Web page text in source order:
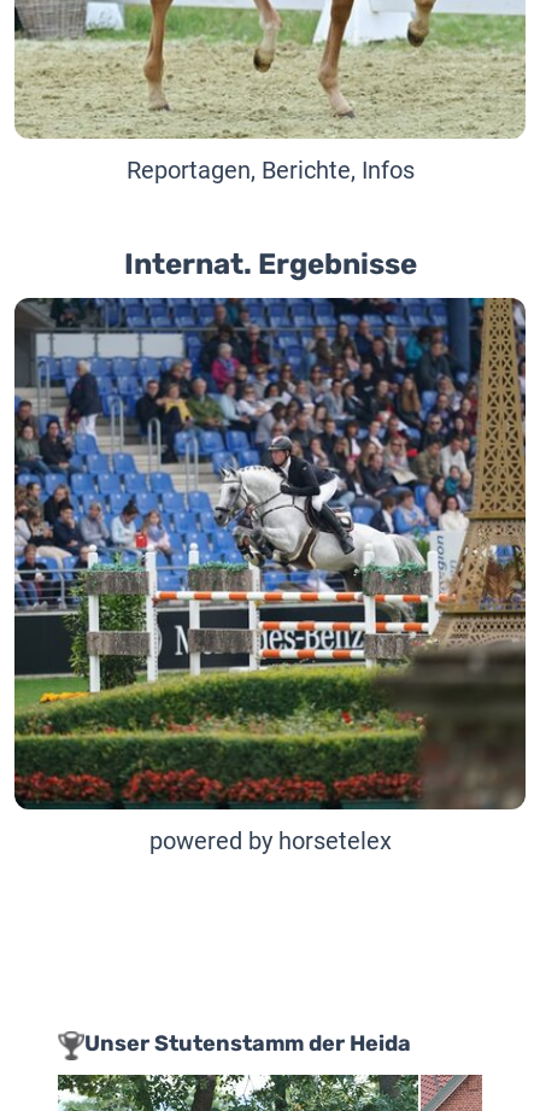
Reportagen, Berichte, Infos
Internat. Ergebnisse
powered by horsetelex
Unser Stutenstamm der Heida